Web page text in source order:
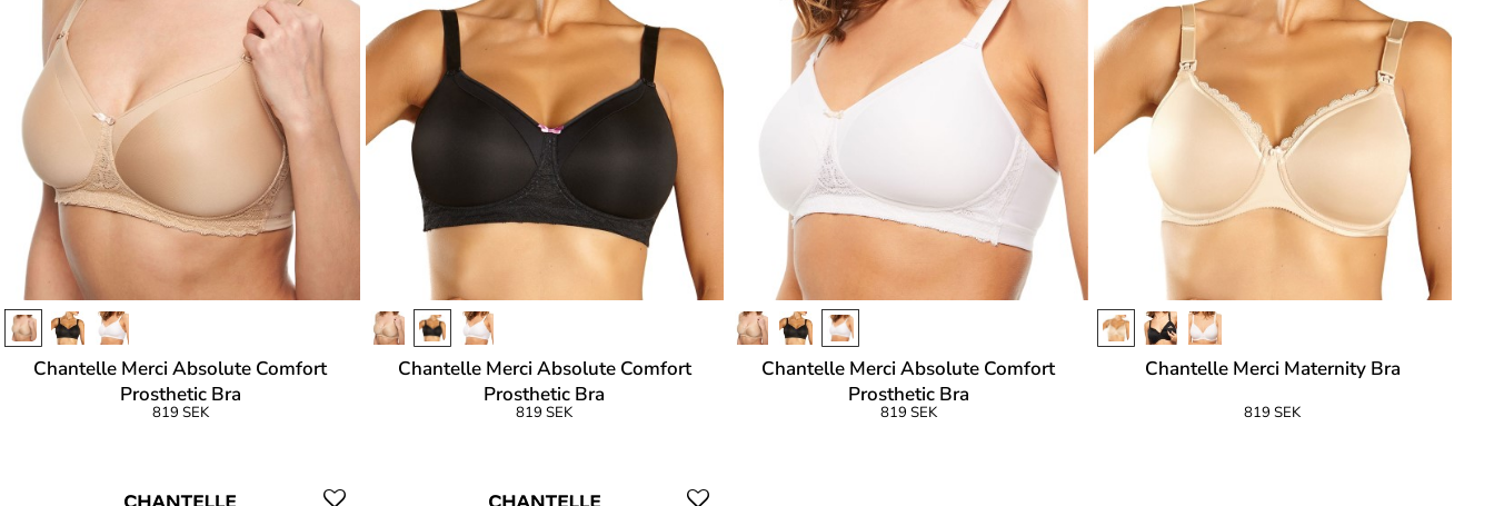
Chantelle Merci Absolute Comfort
Prosthetic Bra
819 SEK
Chantelle Merci Absolute Comfort
Prosthetic Bra
819 SEK
Chantelle Merci Absolute Comfort
Prosthetic Bra
819 SEK
Chantelle Merci Maternity Bra
819 SEK